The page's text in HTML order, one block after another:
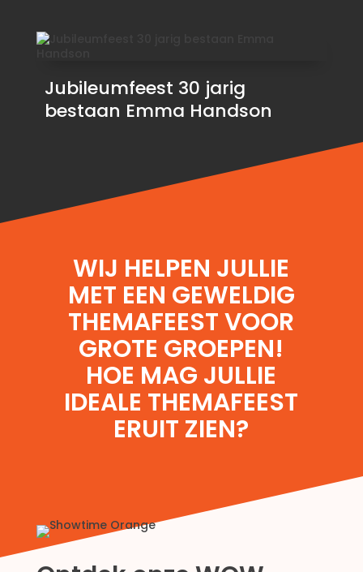
Jubileumfeest 30 jarig
bestaan Emma Handson
WIJ HELPEN JULLIE
MET EEN GEWELDIG
THEMAFEESTVOOR
GROTE GROEPEN!
HOE MAG JULLIE
IDEALE THEMAFEEST
ERUIT ZIEN?